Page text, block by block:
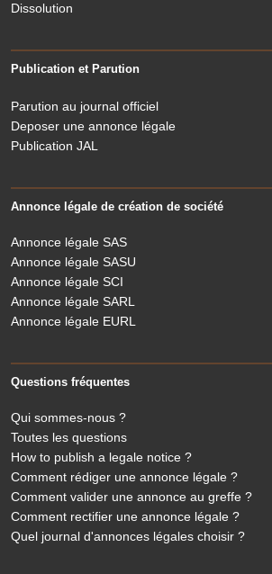
Dissolution
Publication et Parution
Parution au journal officiel
Deposer une annonce légale
Publication JAL
Annonce légale de création de société
Annonce légale SAS
Annonce légale SASU
Annonce légale SCI
Annonce légale SARL
Annonce légale EURL
Questions fréquentes
Qui sommes-nous ?
Toutes les questions
How to publish a legale notice ?
Comment rédiger une annonce légale ?
Comment valider une annonce au greffe ?
Comment rectifier une annonce légale ?
Quel journal d'annonces légales choisir ?